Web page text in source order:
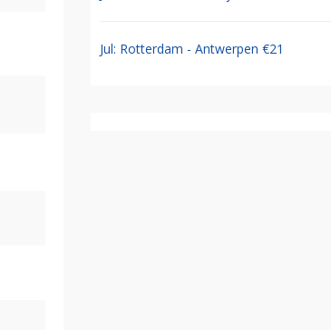
Jul: Rotterdam - Antwerpen €21